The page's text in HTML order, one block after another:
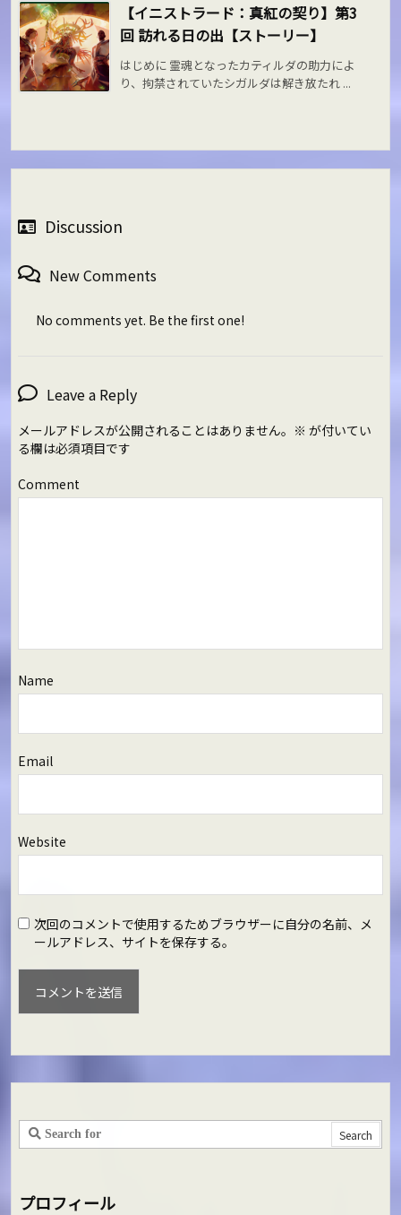
【イニストラード：真紅の契り】第3
回 訪れる日の出【ストーリー】
はじめに 霊魂となったカティルダの助力によ
り、拘禁されていたシガルダは解き放たれ ...
Discussion
New Comments
No comments yet. Be the first one!
Leave a Reply
メールアドレスが公開されることはありません。 ※ が付いてい
る欄は必須項目です
Comment
Name
Email
Website
次回のコメントで使用するためブラウザーに自分の名前、メ
ールアドレス、サイトを保存する。
プロフィール